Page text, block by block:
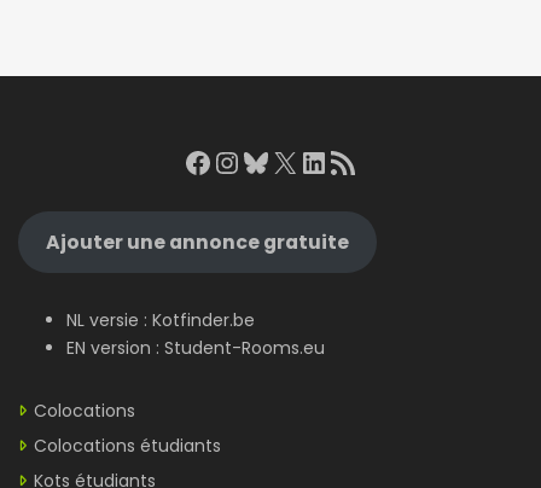
Facebook
Instagram
Bluesky
X LinkedIn
RSS Feed
Ajouter une annonce gratuite
NL versie : Kotfinder.be
EN version : Student-Rooms.eu
Colocations
Colocations étudiants
Kots étudiants